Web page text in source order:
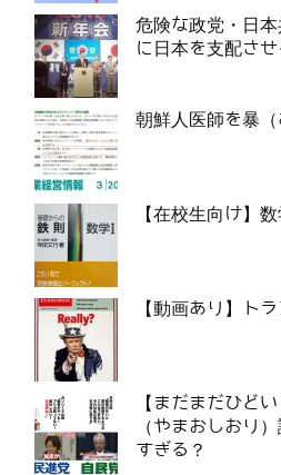
危険な政党・日
に日本を支配さ
朝鮮人医師を暴
【在校生向け】
【動画あり】ト
【まだまだひど
（やまおしおり
すぎる？